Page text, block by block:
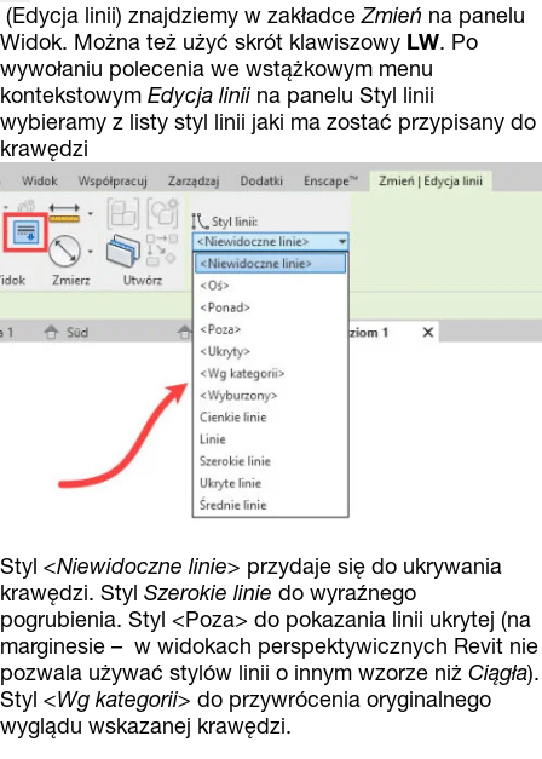
(Edycja linii) znajdziemy w zakładceZmień na panelu
Widok. Można też użyć skrót klawiszowy LW. Po
wywołaniu polecenia we wstążkowym menu
kontekstowym Edycja linii na panelu Styl linii
wybieramy z listy styl linii jaki ma zostać przypisany do
krawędzi
Styl <Niewidoczne linie> przydaje się do ukrywania
krawędzi. Styl Szerokie linie do wyraźnego
pogrubienia. Styl <Poza> do pokazania linii ukrytej (na
marginesie – w widokach perspektywicznych Revit nie
pozwala używać stylów linii o innym wzorze niż Ciągła).
Styl <Wg kategorii> do przywrócenia oryginalnego
wyglądu wskazanej krawędzi.